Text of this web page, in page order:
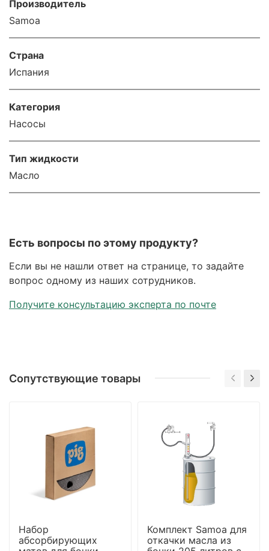
Производитель
Samoa
Страна
Испания
Категория
Насосы
Тип жидкости
Масло
Есть вопросы по этому продукту?
Если вы не нашли ответ на странице, то задайте
вопрос одному из наших сотрудников.
Получите консультацию эксперта по почте
Сопутствующие товары
Набор
абсорбирующих
Комплект Samoa для
откачки масла из